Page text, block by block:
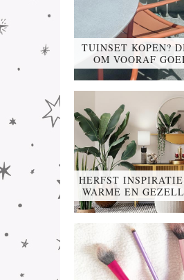
TUINSET KOPEN?
OM VOORAF
HERFST
WARME EN